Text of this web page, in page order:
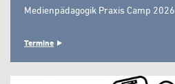
Medienpädagogik Praxis Camp 2026
Termine